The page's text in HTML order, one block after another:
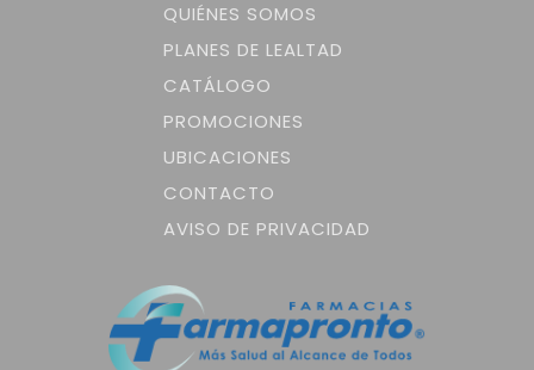
QUIÉNES SOMOS
PLANES DE LEALTAD
CATÁLOGO
PROMOCIONES
UBICACIONES
CONTACTO
AVISO DE PRIVACIDAD